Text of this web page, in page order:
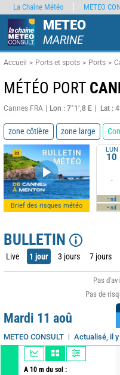
METEO
MARINE
Accueil Ports et spots Ports
MÉTÉO PORT
Cannes FRA Lon : 7°1’,8 E Lat :
zone côtière zone large
Brief des risques météo
LUN
10
-
-nd
-nd
BULLETIN
Live 1 jour 3 jours 7 jours
Pas
Pas de
Mardi 11 aoû
METEO CONSULT Actualisé, il y
A 10 m du sol :
La Chaîne Météo METEO